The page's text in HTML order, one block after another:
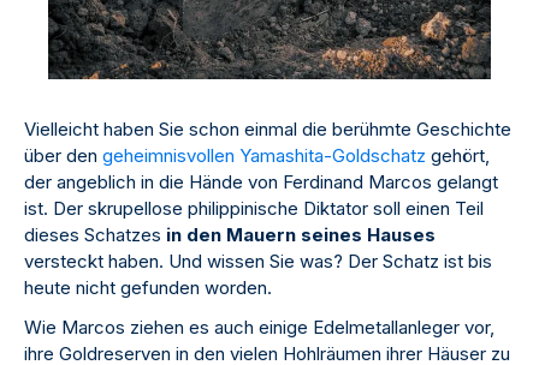
Vielleicht haben Sie schon einmal die berühmte Geschichte
über den geheimnisvollen Yamashita-Goldschatz gehört,
der angeblich in die Hände von Ferdinand Marcos gelangt
ist. Der skrupellose philippinische Diktator soll einen Teil
dieses Schatzes in den Mauern seines Hauses
versteckt haben. Und wissen Sie was? Der Schatz ist bis
heute nicht gefunden worden.
Wie Marcos ziehen es auch einige Edelmetallanleger vor,
ihre Goldreserven in den vielen Hohlräumen ihrer Häuser zu